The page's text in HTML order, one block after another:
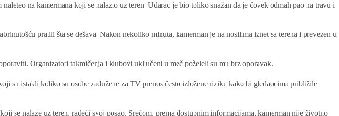
na kamermana koji se nalazio uz teren. Udarac je bio toliko snažan da je čovek odmah pao na travu i
pratili šta se dešava. Nakon nekoliko minuta, kamerman je na nosilima iznet sa terena i prevezen u
Organizatori takmičenja i klubovi uključeni u meč poželeli su mu brz oporavak.
su istakli koliko su osobe zadužene za TV prenos često izložene riziku kako bi gledaocima približile
se nalaze uz teren, radeći svoj posao. Srećom, prema dostupnim informacijama, kamerman nije životno